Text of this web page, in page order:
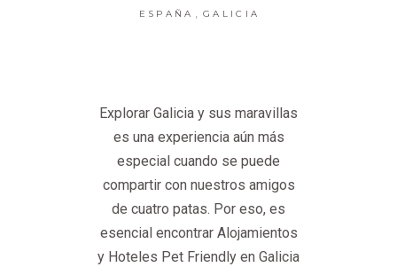
ESPAÑA , GALICIA
Explorar Galicia y sus maravillas
es una experiencia aún más
especial cuando se puede
compartir con nuestros amigos
de cuatro patas. Por eso, es
esencial encontrar Alojamientos
y Hoteles Pet Friendly en Galicia